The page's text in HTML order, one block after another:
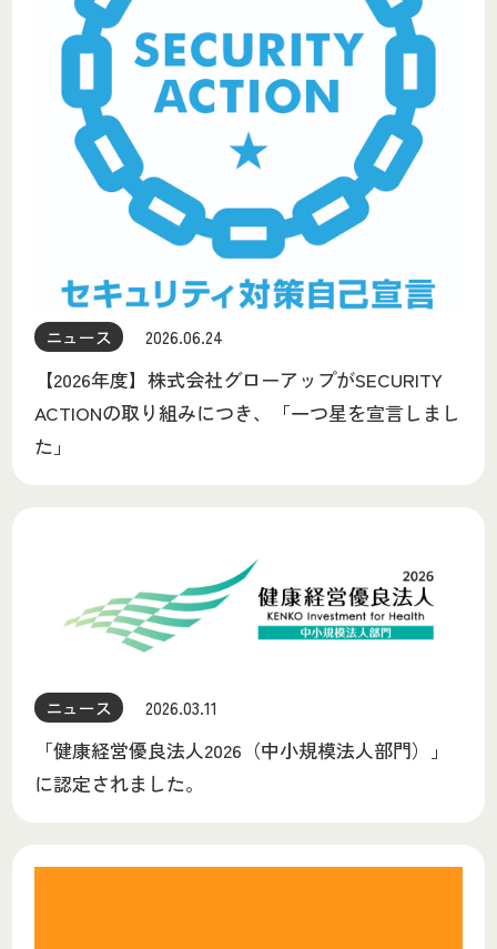
ニュース 2026.06.24
【2026年度】株式会社グローアップがSECURITY
ACTIONの取り組みにつき、「一つ星を宣言しまし
た」
ニュース 2026.03.11
「健康経営優良法人2026（中小規模法人部門）」
に認定されました。